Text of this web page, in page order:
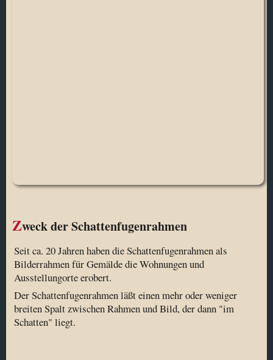
Zweck der Schattenfugenrahmen
Seit ca. 20 Jahren haben die Schattenfugenrahmen als
Bilderrahmen für Gemälde die Wohnungen und
Ausstellungorte erobert.
Der Schattenfugenrahmen läßt einen mehr oder weniger
breiten Spalt zwischen Rahmen und Bild, der dann "im
Schatten" liegt.